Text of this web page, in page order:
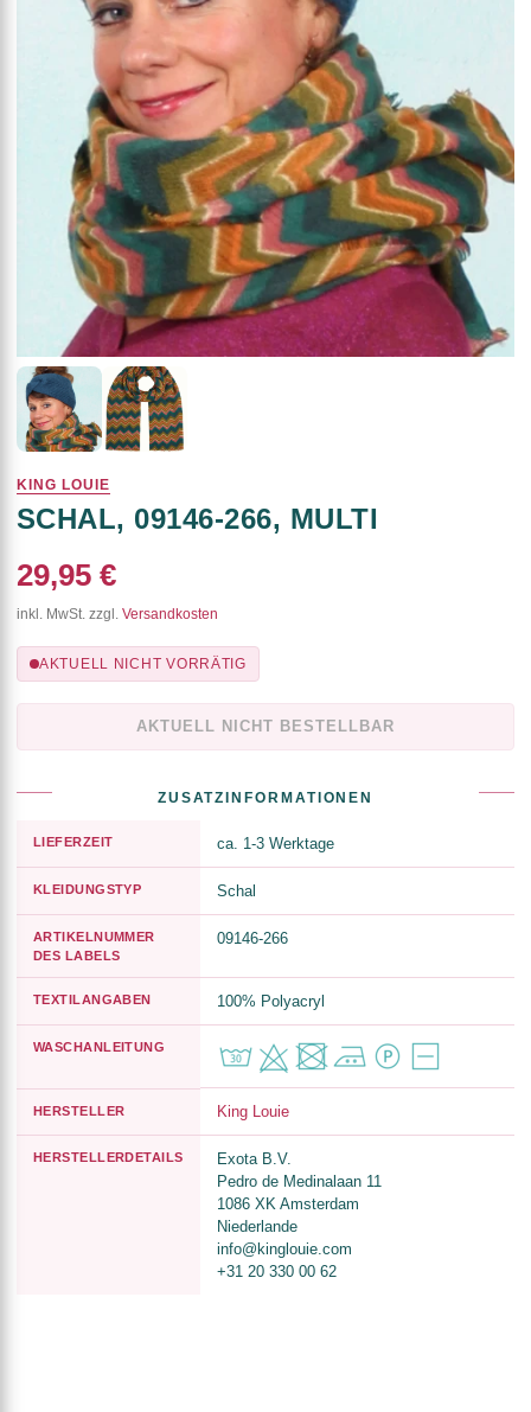
KING LOUIE
SCHAL, 09146-266, MULTI
29,95 €
inkl. MwSt. zzgl. Versandkosten
AKTUELL NICHT VORRÄTIG
AKTUELL NICHT BESTELLBAR
ZUSATZINFORMATIONEN
LIEFERZEIT ca. 1-3 Werktage
KLEIDUNGSTYP Schal
ARTIKELNUMMER
DES LABELS
09146-266
TEXTILANGABEN 100% Polyacryl
WASCHANLEITUNG
HERSTELLER King Louie
HERSTELLERDETAILS
Exota B.V.
Pedro de Medinalaan 11
1086 XK Amsterdam
Niederlande
info@kinglouie.com
+31 20 330 00 62